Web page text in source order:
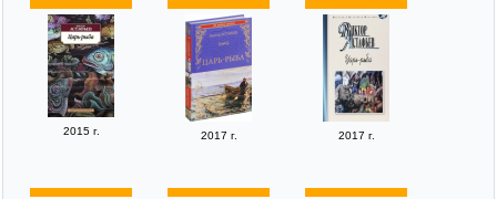
2015 г. 2017 г. 2017 г.